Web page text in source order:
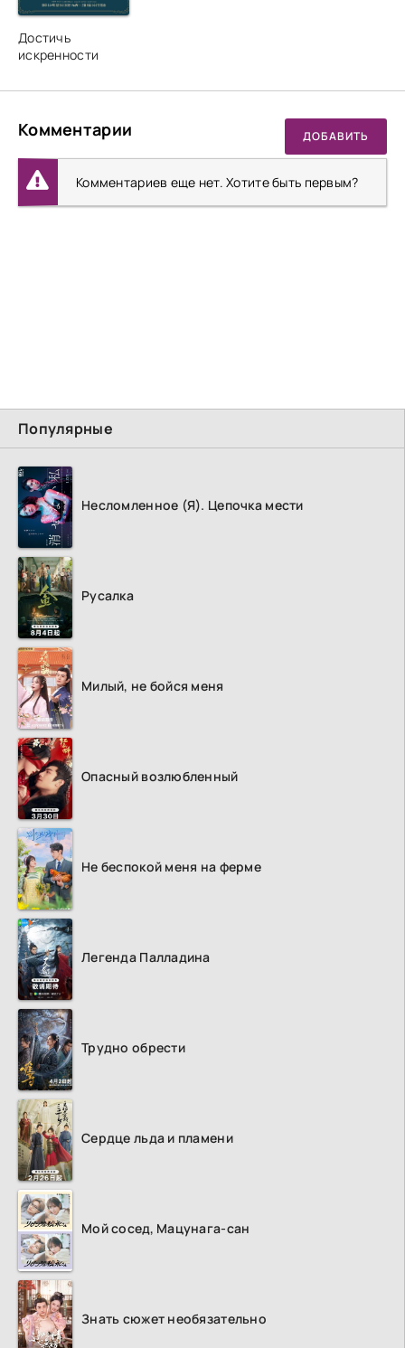
Популярные
Несломленное (Я). Цепочка мести
Русалка
Милый, не бойся меня
Опасный возлюбленный
Не беспокой меня на ферме
Легенда Палладина
Трудно обрести
Сердце льда и пламени
Мой сосед, Мацунага-сан
Знать сюжет необязательно
Достичь
искренности
Комментарии ДОБАВИТЬ
Комментариев еще нет. Хотите быть первым?